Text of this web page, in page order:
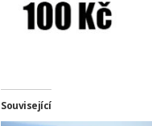
Související